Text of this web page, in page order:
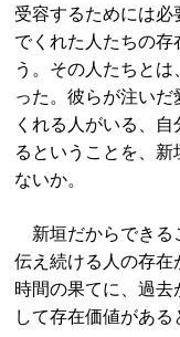
受容するためには
でくれた人たちの
う。その人たちと
った。彼らが注い
くれる人がいる、
るということを、
ないか。
新垣だからできる
伝え続ける人の存在
時間の果てに、過
して存在価値がある